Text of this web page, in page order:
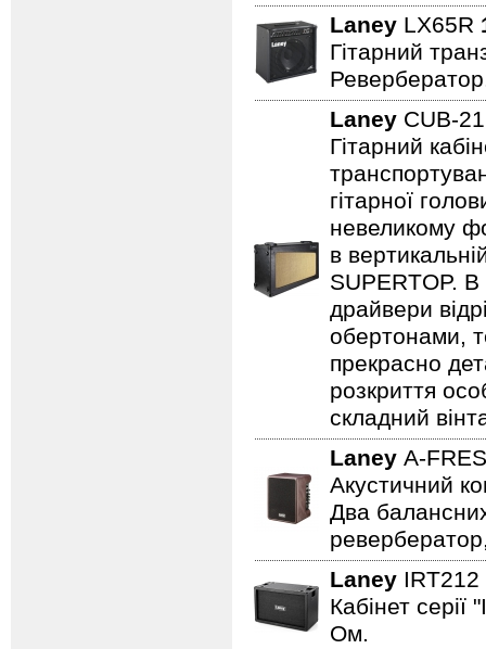
Laney LX65R
Гітарний
Laney CUB-
Гітарний
гітарної
невеликому
в
SUPERTOP. В
драйвери
обертонами,
прекрасно
розкриття
складний
Laney A-
Акустичний
Два
Laney IRT212
Кабінет
Ом.